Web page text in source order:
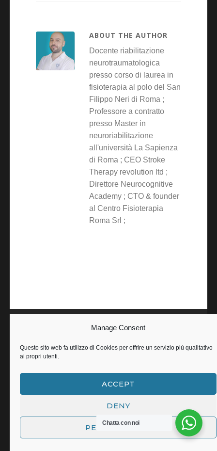
Manage Consent
Questo sito web fa utilizzo di Cookies per offrire un servizio più qualitativo
ai propri utenti.
ACCEPT
DENY
PERSONALIZZA
ABOUT THE AUTHOR
Docente riabilitazione
neurotraumatologica
presso corso di laurea in
fisioterapia al polo del San
Filippo Neri di Roma ;
Professore a contratto
presso Master in
neuroriabilitazione
all'università La Sapienza
di Roma ; CEO Stroke
Therapy revolution ltd ;
Direttore Neurocognitive
Academy ; CTO & founder
al Centro Fisioterapia
Roma Srl ;
Politica della Privacy
Politica dei cookies
Chatta con noi